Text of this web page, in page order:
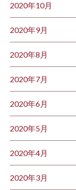
2020年10月
2020年9月
2020年8月
2020年7月
2020年6月
2020年5月
2020年4月
2020年3月